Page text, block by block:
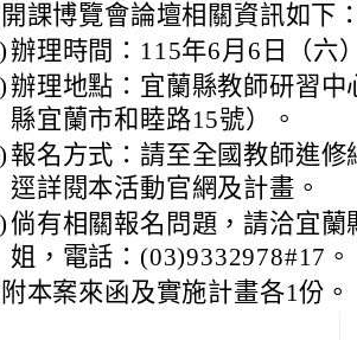
課博覽會論壇相關資訊如下
辦理時間：115年6月6日（六
辦理地點：宜蘭縣教師研習
縣宜蘭市和睦路15號）。
報名方式：請至全國教師進
逕詳閱本活動官網及計畫。
倘有相關報名問題，請洽宜
姐，電話：(03)9332978#17。
本案來函及實施計畫各1份。